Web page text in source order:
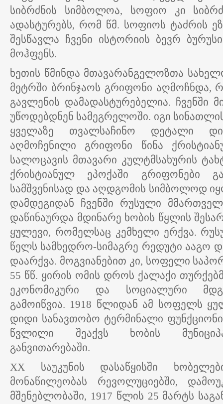
სიბრძნის სიმბოლოა, სოფიო კი
ადასტურებს, რომ წმ. სოფიოს ტაძრის
შესწავლა ჩვენი ისტორიის ბევრ
მოჰფენს.
ხეთის წმინდა მთავარანგელოზთა
მეტრში ბრინჯაოს გრიფონი აღმოჩნდა,
გავლენის დამადასტურებელია. ჩვენში
უწოდებდნენ სამეგრელოში. იგი
ყველაზე თვალსაჩინო დეტალი
აღმოჩენილი გრიფონი წინა
სალოცავის მთავარი კულტმსახურის
ქრისტიანულ ეპოქაში გრიფონები
სამშვენისად და აღდგომის სიმბოლოდ
დამდეგიდან ჩვენში რუსული
დაწინაურდა მდინარე ხობის წყლის
ყულევი, რომელსაც კემხელი ერქვა.
წელს სამხედრო-სიმაგრე რედუტი ააგო
დაარქვა. მოგვიანებით კი, სოფელი
55 წწ. ყირის ომის დროს ქალაქი
ეკონომიკური და სოციალური
გამოიწვია. 1918 წლიდან ამ სოფელს
დიდი სანავთობო ტერმინალი
წვლილი შეაქვს ხობის
განვითარებაში.
XX საუკუნის დასაწყისში
მონაწილეობას რევოლუციებში,
მშენებლობაში, 1917 წლის 25 მარტს